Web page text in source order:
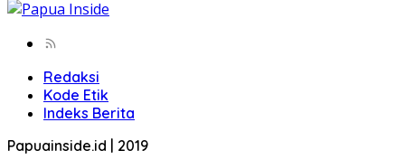
Redaksi
Kode Etik
Indeks Berita
Papuainside.id | 2019